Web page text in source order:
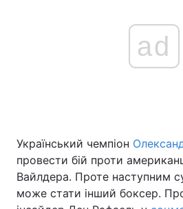
ad
Український чемпіон
провести бій проти
Вайлдера. Проте наступним
може стати інший боксер.